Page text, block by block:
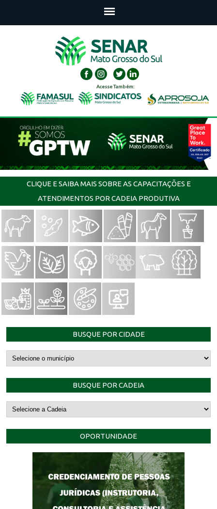
Acesse Também:
CLIQUE E SAIBA MAIS SOBRE AS CAPACITAÇÕES E
ATENDIMENTOS POR CADEIA PRODUTIVA
BUSQUE POR CIDADE
BUSQUE POR CADEIA
OPORTUNIDADE